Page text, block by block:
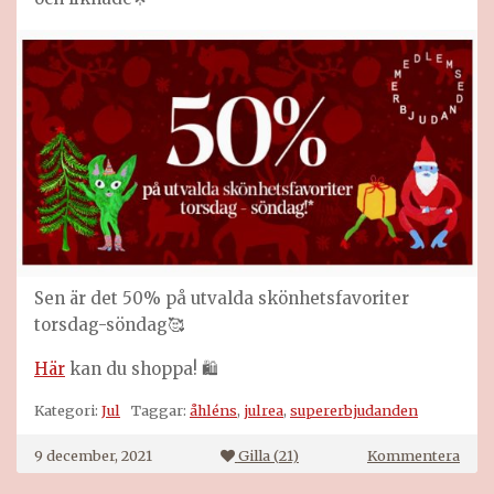
Sen är det 50% på utvalda skönhetsfavoriter
torsdag-söndag🥰
Här kan du shoppa! 🛍
Kategori: Jul Taggar: åhléns, julrea, supererbjudanden
9 december, 2021 Gilla (21) Kommenterapå
Lite